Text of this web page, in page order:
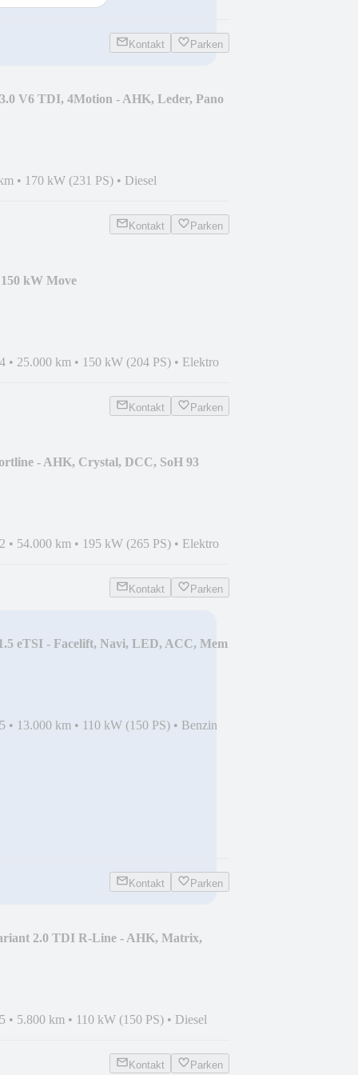
Kontakt Parken
V6 TDI, 4Motion - AHK, Leder, Pano
• 170 kW (231 PS) • Diesel
Kontakt Parken
kW Move
• 25.000 km • 150 kW (204 PS) • Elektro
Kontakt Parken
- AHK, Crystal, DCC, SoH 93
• 54.000 km • 195 kW (265 PS) • Elektro
Kontakt Parken
eTSI - Facelift, Navi, LED, ACC, Mem
• 13.000 km • 110 kW (150 PS) • Benzin
Kontakt Parken
2.0 TDI R-Line - AHK, Matrix,
• 5.800 km • 110 kW (150 PS) • Diesel
Kontakt Parken